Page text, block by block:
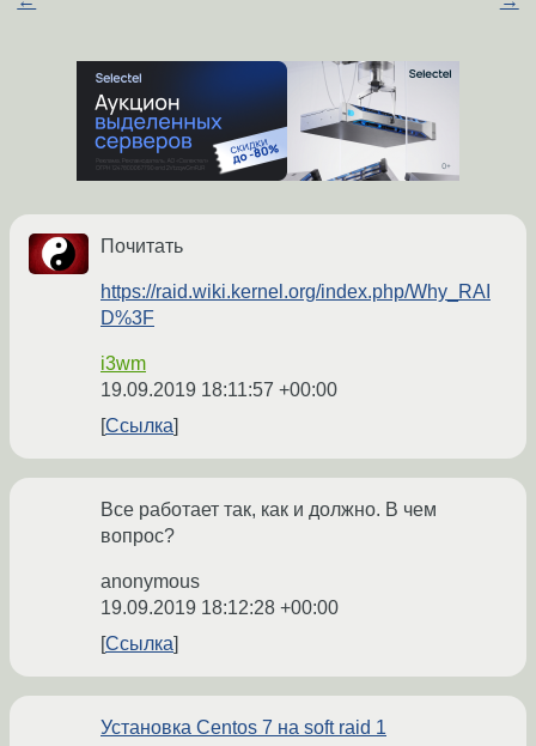
Почитать
https://raid.wiki.kernel.org/index.php/Why_RAI
D%3F
i3wm
19.09.2019 18:11:57 +00:00
Ссылка
Все работает так, как и должно. В чем
вопрос?
anonymous
19.09.2019 18:12:28 +00:00
Ссылка
Установка Centos 7 на soft raid 1